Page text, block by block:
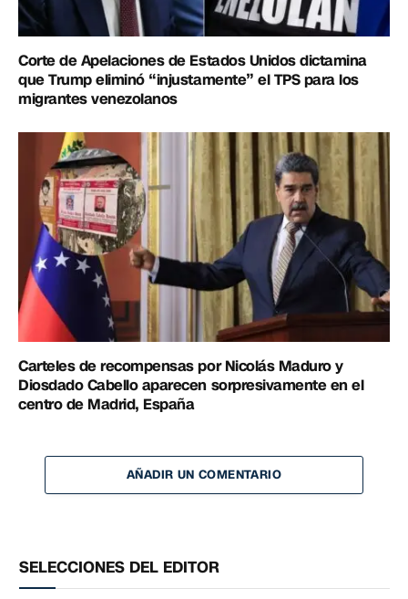
Corte de Apelaciones de Estados Unidos dictamina
que Trump eliminó “injustamente” el TPS para los
migrantes venezolanos
Carteles de recompensas por Nicolás Maduro y
Diosdado Cabello aparecen sorpresivamente en el
centro de Madrid, España
AÑADIR UN COMENTARIO
SELECCIONES DEL EDITOR